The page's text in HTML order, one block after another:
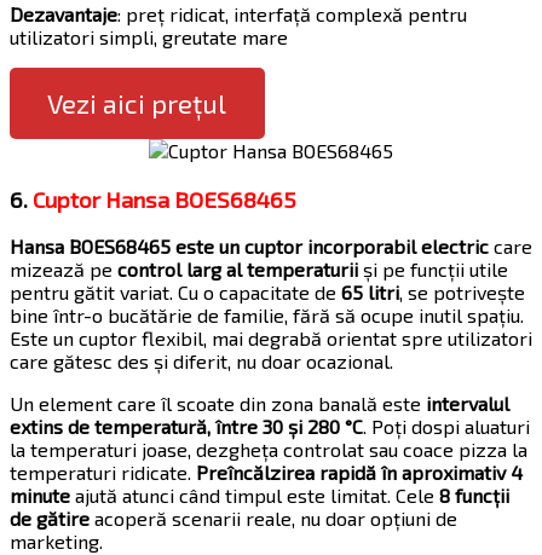
Dezavantaje: preț ridicat, interfață complexă pentru
utilizatori simpli, greutate mare
Vezi aici prețul
6. Cuptor Hansa BOES68465
Hansa BOES68465 este un cuptor incorporabil electric care
mizează pe control larg al temperaturii și pe funcții utile
pentru gătit variat. Cu o capacitate de 65 litri, se potrivește
bine într-o bucătărie de familie, fără să ocupe inutil spațiu.
Este un cuptor flexibil, mai degrabă orientat spre utilizatori
care gătesc des și diferit, nu doar ocazional.
Un element care îl scoate din zona banală este intervalul
extins de temperatură, între 30 și 280 °C. Poți dospi aluaturi
la temperaturi joase, dezgheța controlat sau coace pizza la
temperaturi ridicate. Preîncălzirea rapidă în aproximativ 4
minute ajută atunci când timpul este limitat. Cele 8 funcții
de gătire acoperă scenarii reale, nu doar opțiuni de
marketing.